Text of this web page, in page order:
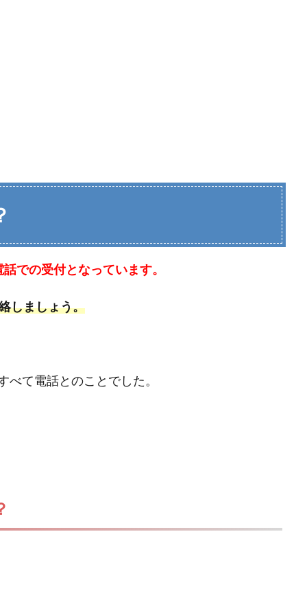
での受付となっています。
しましょう。
て電話とのことでした。